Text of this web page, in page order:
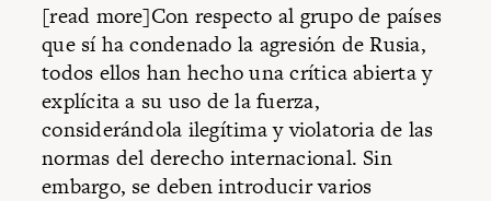
[read more]Con respecto al grupo de países
que sí ha condenado la agresión de Rusia,
todos ellos han hecho una crítica abierta y
explícita a su uso de la fuerza,
considerándola ilegítima y violatoria de las
normas del derecho internacional. Sin
embargo, se deben introducir varios